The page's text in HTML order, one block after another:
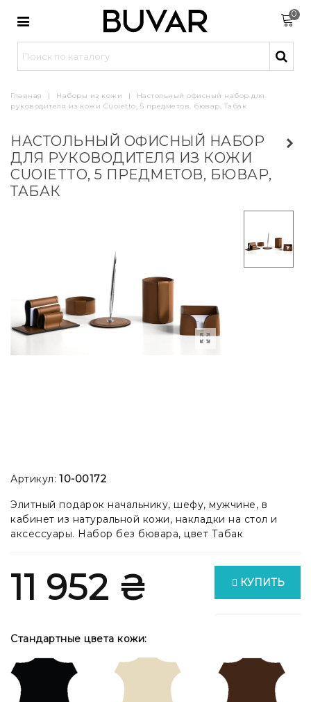
0
Главная | Наборы из кожи |
Настольный офисный набор для
руководителя из кожи Cuoietto, 5 предметов, бювар, Табак
НАСТОЛЬНЫЙ ОФИСНЫЙ НАБОР
ДЛЯ РУКОВОДИТЕЛЯ ИЗ КОЖИ
CUOIETTO, 5 ПРЕДМЕТОВ, БЮВАР,
ТАБАК
Артикул: 10-00172
Элитный подарок начальнику, шефу, мужчине, в
кабинет из натуральной кожи, накладки на стол и
аксессуары. Набор без бювара, цвет Табак
11 952 ₴ КУПИТЬ
Стандартные цвета кожи: